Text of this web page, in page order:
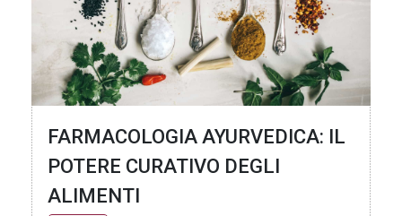
FARMACOLOGIA AYURVEDICA: IL
POTERE CURATIVO DEGLI
ALIMENTI